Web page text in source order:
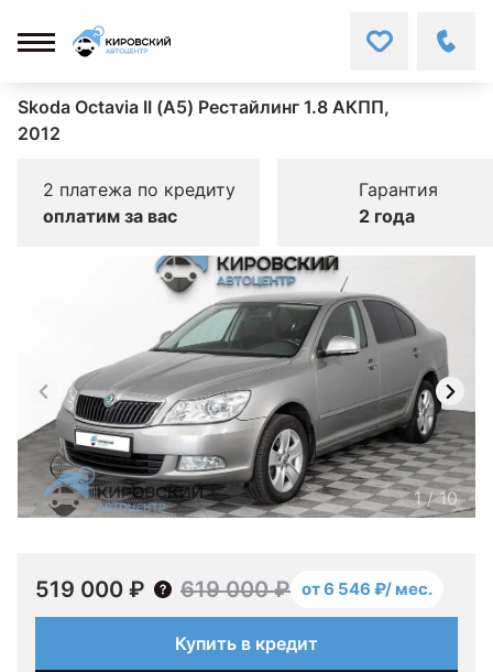
Skoda Octavia II (A5) Рестайлинг 1.8 АКПП,
2012
2 платежа по кредиту
оплатим за вас
Гарантия
2 года
1/10
519 000 ₽ 619 000 ₽ от 6 546 ₽/ мес.
Купить в кредит